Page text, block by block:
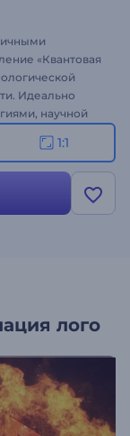
«Квантовая
Идеально
научной
инновациями и
ваш бренд
1:1
лого